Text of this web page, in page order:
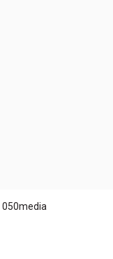
050media